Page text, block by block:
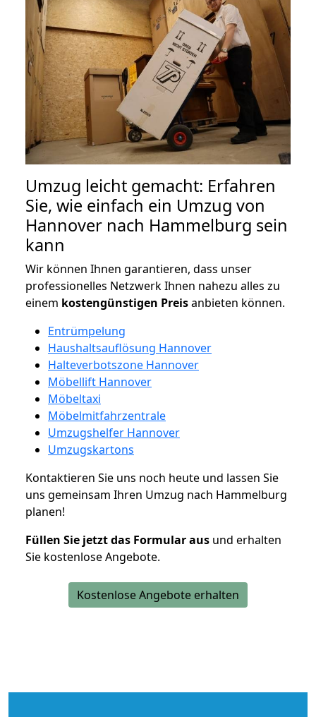
Umzug leicht gemacht: Erfahren
Sie, wie einfach ein Umzug von
Hannover nach Hammelburg sein
kann
Wir können Ihnen garantieren, dass unser
professionelles Netzwerk Ihnen nahezu alles zu
einem kostengünstigen Preisanbieten können.
Entrümpelung
Haushaltsauflösung Hannover
Halteverbotszone Hannover
Möbellift Hannover
Möbeltaxi
Möbelmitfahrzentrale
Umzugshelfer Hannover
Umzugskartons
Kontaktieren Sie uns noch heute und lassen Sie
uns gemeinsam Ihren Umzug nach Hammelburg
planen!
Füllen Sie jetzt das Formular aus und erhalten
Sie kostenlose Angebote.
Kostenlose Angebote erhalten